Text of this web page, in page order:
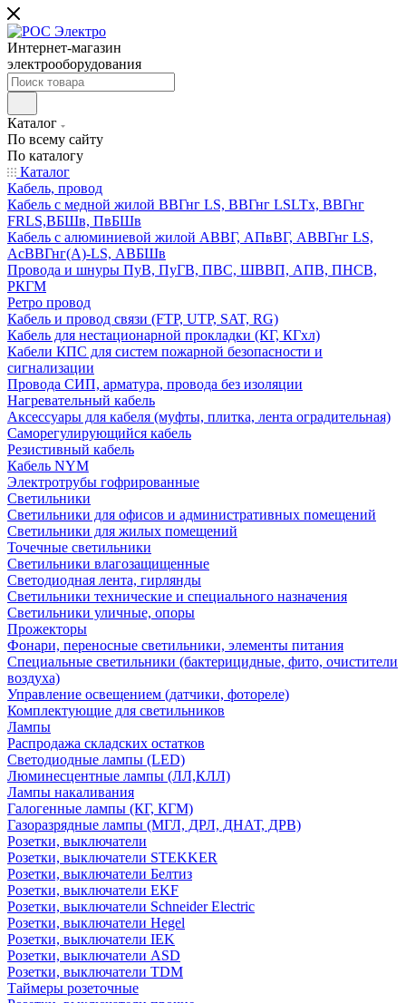
Интернет-магазин
электрооборудования
Каталог
По всему сайту
По каталогу
Каталог
Кабель, провод
Кабель с медной жилой ВВГнг LS, ВВГнг LSLTx, ВВГнг
FRLS,ВБШв, ПвБШв
Кабель с алюминиевой жилой АВВГ, АПвВГ, АВВГнг LS,
АсВВГнг(А)-LS, АВБШв
Провода и шнуры ПуВ, ПуГВ, ПВС, ШВВП, АПВ, ПНСВ,
РКГМ
Ретро провод
Кабель и провод связи (FTP, UTP, SAT, RG)
Кабель для нестационарной прокладки (КГ, КГхл)
Кабели КПС для систем пожарной безопасности и
сигнализации
Провода СИП, арматура, провода без изоляции
Нагревательный кабель
Аксессуары для кабеля (муфты, плитка, лента оградительная)
Саморегулирующийся кабель
Резистивный кабель
Кабель NYM
Электротрубы гофрированные
Светильники
Светильники для офисов и административных помещений
Светильники для жилых помещений
Точечные светильники
Светильники влагозащищенные
Светодиодная лента, гирлянды
Светильники технические и специального назначения
Светильники уличные, опоры
Прожекторы
Фонари, переносные светильники, элементы питания
Специальные светильники (бактерицидные, фито, очистители
воздуха)
Управление освещением (датчики, фотореле)
Комплектующие для светильников
Лампы
Распродажа складских остатков
Светодиодные лампы (LED)
Люминесцентные лампы (ЛЛ,КЛЛ)
Лампы накаливания
Галогенные лампы (КГ, КГМ)
Газоразрядные лампы (МГЛ, ДРЛ, ДНАТ, ДРВ)
Розетки, выключатели
Розетки, выключатели STEKKER
Розетки, выключатели Белтиз
Розетки, выключатели EKF
Розетки, выключатели Schneider Electric
Розетки, выключатели Hegel
Розетки, выключатели IEK
Розетки, выключатели ASD
Розетки, выключатели TDM
Таймеры розеточные